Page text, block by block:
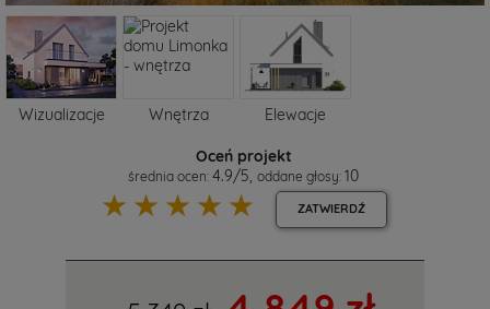
Wizualizacje Wnętrza Elewacje
Oceń projekt
średnia ocen: 4.9/5 oddane głosy: 10
☆
☆
☆
☆
☆ ZATWIERDŹ